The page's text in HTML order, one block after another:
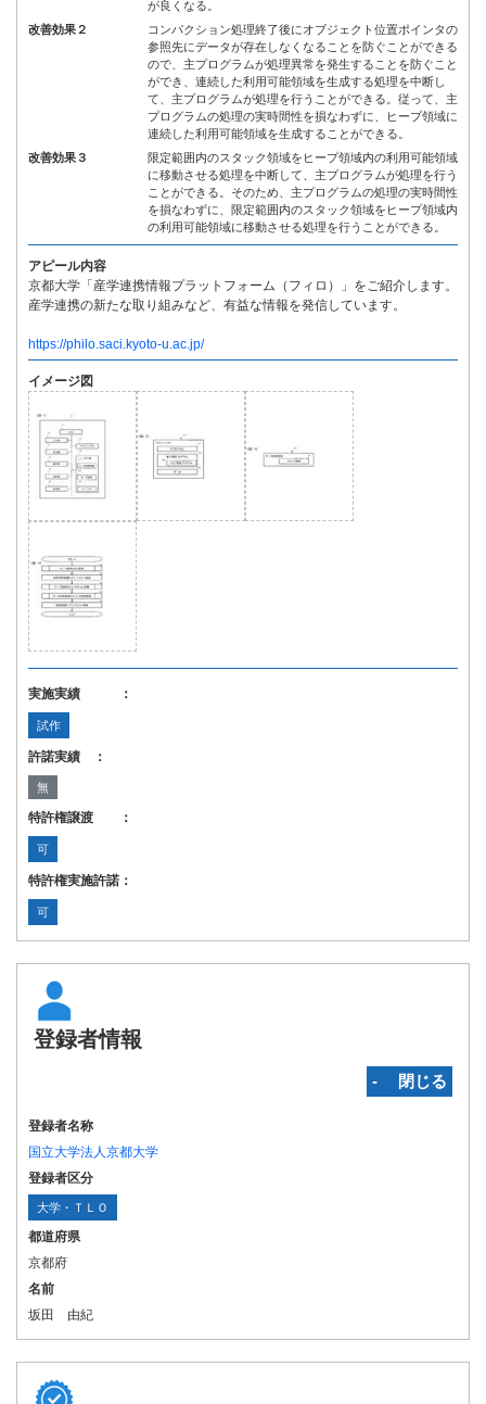
が良くなる。
改善効果２
コンパクション処理終了後にオブジェクト位置ポインタの
参照先にデータが存在しなくなることを防ぐことができる
ので、主プログラムが処理異常を発生することを防ぐこと
ができ、連続した利用可能領域を生成する処理を中断し
て、主プログラムが処理を行うことができる。従って、主
プログラムの処理の実時間性を損なわずに、ヒープ領域に
連続した利用可能領域を生成することができる。
改善効果３
限定範囲内のスタック領域をヒープ領域内の利用可能領域
に移動させる処理を中断して、主プログラムが処理を行う
ことができる。そのため、主プログラムの処理の実時間性
を損なわずに、限定範囲内のスタック領域をヒープ領域内
の利用可能領域に移動させる処理を行うことができる。
アピール内容
京都大学「産学連携情報プラットフォーム（フィロ）」をご紹介します。
産学連携の新たな取り組みなど、有益な情報を発信しています。
https://philo.saci.kyoto-u.ac.jp/
イメージ図
実施実績 ：
試作
許諾実績 ：
無
特許権譲渡 ：
可
特許権実施許諾：
可
登録者情報
‐ 閉じる
登録者名称
国立大学法人京都大学
登録者区分
大学・ＴＬＯ
都道府県
京都府
名前
坂田 由紀